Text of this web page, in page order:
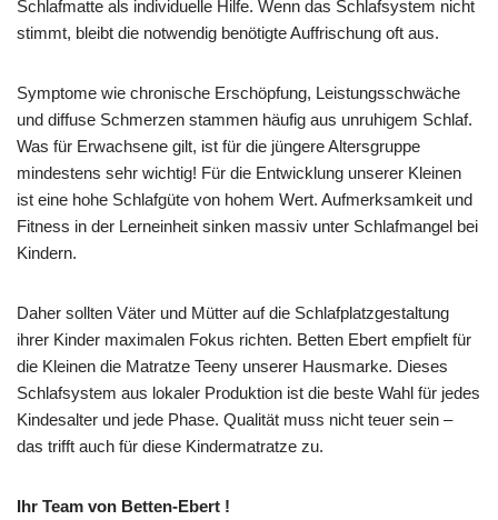
Schlafmatte als individuelle Hilfe. Wenn das Schlafsystem nicht
stimmt, bleibt die notwendig benötigte Auffrischung oft aus.
Symptome wie chronische Erschöpfung, Leistungsschwäche
und diffuse Schmerzen stammen häufig aus unruhigem Schlaf.
Was für Erwachsene gilt, ist für die jüngere Altersgruppe
mindestens sehr wichtig! Für die Entwicklung unserer Kleinen
ist eine hohe Schlafgüte von hohem Wert. Aufmerksamkeit und
Fitness in der Lerneinheit sinken massiv unter Schlafmangel bei
Kindern.
Daher sollten Väter und Mütter auf die Schlafplatzgestaltung
ihrer Kinder maximalen Fokus richten. Betten Ebert empfielt für
die Kleinen die Matratze Teeny unserer Hausmarke. Dieses
Schlafsystem aus lokaler Produktion ist die beste Wahl für jedes
Kindesalter und jede Phase. Qualität muss nicht teuer sein –
das trifft auch für diese Kindermatratze zu.
Ihr Team von Betten-Ebert !